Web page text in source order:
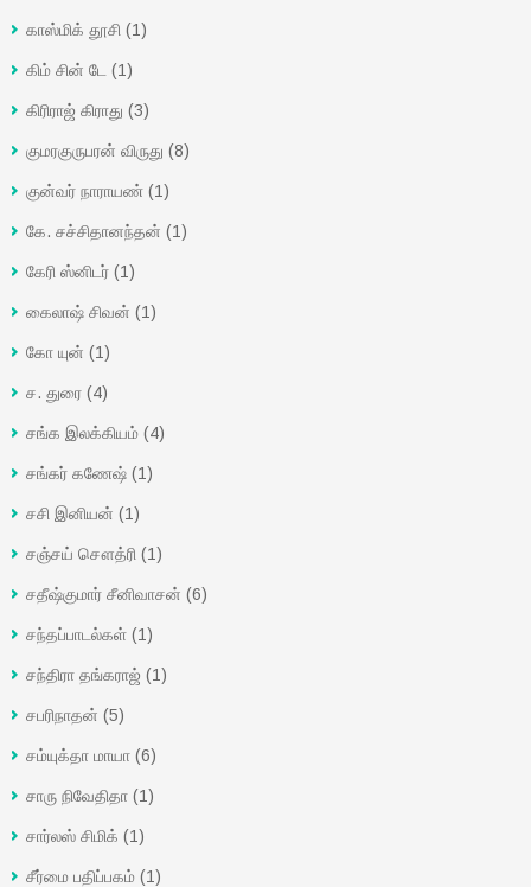
காஸ்மிக் தூசி (1)
கிம் சின் டே (1)
கிரிராஜ் கிராது (3)
குமரகுருபரன் விருது (8)
குன்வர் நாராயண் (1)
கே. சச்சிதானந்தன் (1)
கேரி ஸ்னிடர் (1)
கைலாஷ் சிவன் (1)
கோ யுன் (1)
ச. துரை (4)
சங்க இலக்கியம் (4)
சங்கர் கணேஷ் (1)
சசி இனியன் (1)
சஞ்சய் சௌத்ரி (1)
சதீஷ்குமார் சீனிவாசன் (6)
சந்தப்பாடல்கள் (1)
சந்திரா தங்கராஜ் (1)
சபரிநாதன் (5)
சம்யுக்தா மாயா (6)
சாரு நிவேதிதா (1)
சார்லஸ் சிமிக் (1)
சீர்மை பதிப்பகம் (1)